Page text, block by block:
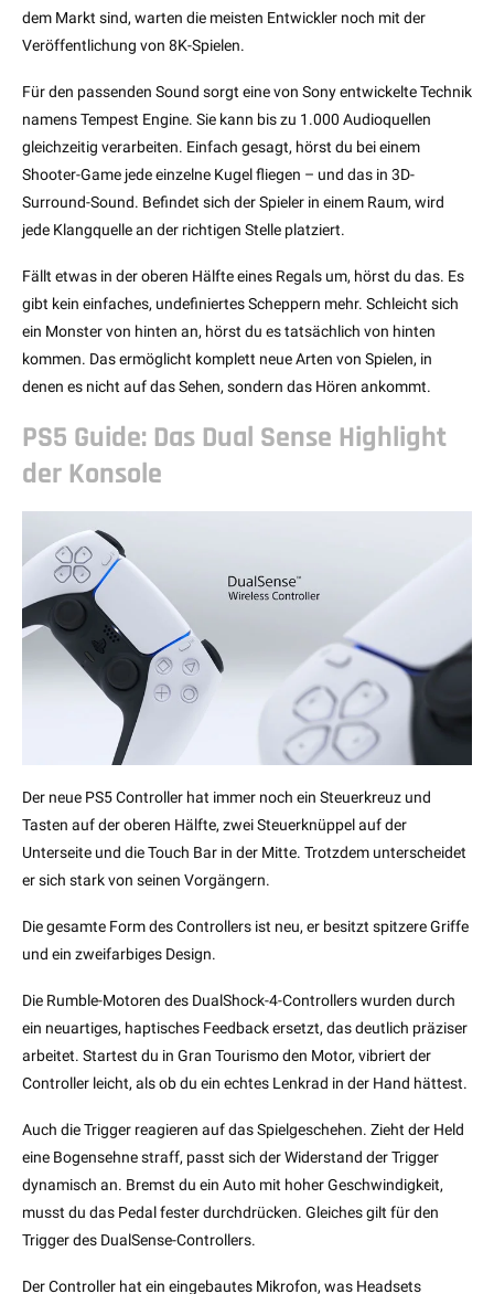
dem Markt sind, warten die meisten Entwickler noch mit der
Veröffentlichung von 8K-Spielen.
Für den passenden Sound sorgt eine von Sony entwickelte Technik
namens Tempest Engine. Sie kann bis zu 1.000 Audioquellen
gleichzeitig verarbeiten. Einfach gesagt, hörst du bei einem
Shooter-Game jede einzelne Kugel fliegen – und das in 3D-
Surround-Sound. Befindet sich der Spieler in einem Raum, wird
jede Klangquelle an der richtigen Stelle platziert.
Fällt etwas in der oberen Hälfte eines Regals um, hörst du das. Es
gibt kein einfaches, undefiniertes Scheppern mehr. Schleicht sich
ein Monster von hinten an, hörst du es tatsächlich von hinten
kommen. Das ermöglicht komplett neue Arten von Spielen, in
denen es nicht auf das Sehen, sondern das Hören ankommt.
PS5 Guide: Das Dual Sense Highlight
der Konsole
Der neue PS5 Controller hat immer noch ein Steuerkreuz und
Tasten auf der oberen Hälfte, zwei Steuerknüppel auf der
Unterseite und die Touch Bar in der Mitte. Trotzdem unterscheidet
er sich stark von seinen Vorgängern.
Die gesamte Form des Controllers ist neu, er besitzt spitzere Griffe
und ein zweifarbiges Design.
Die Rumble-Motoren des DualShock-4-Controllers wurden durch
ein neuartiges, haptisches Feedback ersetzt, das deutlich präziser
arbeitet. Startest du in Gran Tourismo den Motor, vibriert der
Controller leicht, als ob du ein echtes Lenkrad in der Hand hättest.
Auch die Trigger reagieren auf das Spielgeschehen. Zieht der Held
eine Bogensehne straff, passt sich der Widerstand der Trigger
dynamisch an. Bremst du ein Auto mit hoher Geschwindigkeit,
musst du das Pedal fester durchdrücken. Gleiches gilt für den
Trigger des DualSense-Controllers.
Der Controller hat ein eingebautes Mikrofon, was Headsets